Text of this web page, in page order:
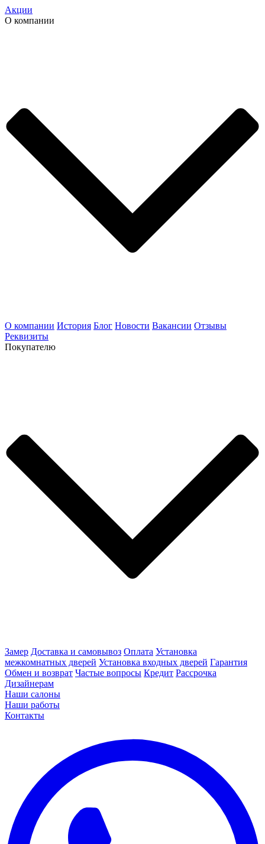
Акции
О компании
О компании История Блог Новости Вакансии Отзывы
Реквизиты
Покупателю
Замер Доставка и самовывоз Оплата Установка
межкомнатных дверей Установка входных дверей Гарантия
Обмен и возврат Частые вопросы Кредит Рассрочка
Дизайнерам
Наши салоны
Наши работы
Контакты